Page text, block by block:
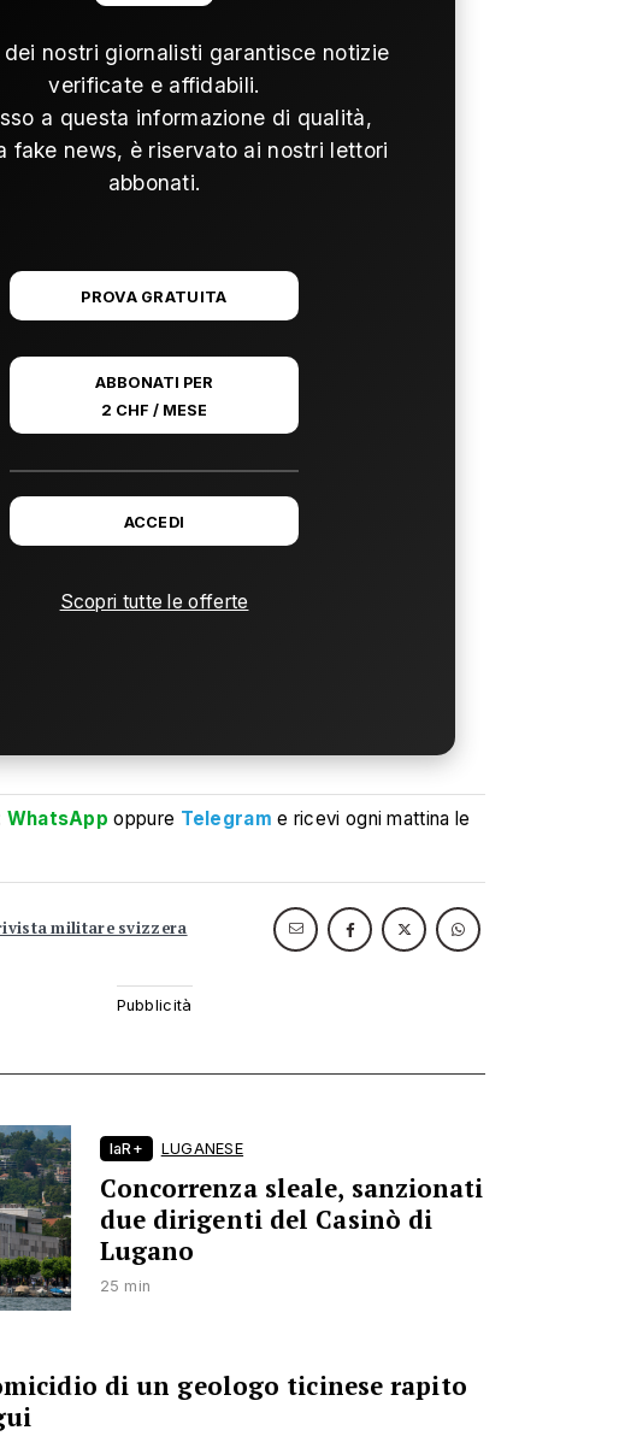
dei nostri giornalisti garantisce notizie
verificate e affidabili.
a questa informazione di qualità,
fake news, è riservato ai nostri lettori
abbonati.
PROVA GRATUITA
ABBONATI PER
2 CHF / MESE
ACCEDI
Scopri tutte le offerte
WhatsApp oppure Telegram e ricevi ogni mattina le
militare svizzera
laR+ LUGANESE
Concorrenza sleale, sanzionati
due dirigenti del Casinò di
Lugano
25 min
di un geologo ticinese rapito